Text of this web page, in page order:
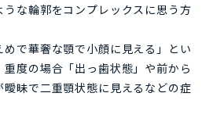
な輪郭をコンプレックスに思う方
で華奢な顎で小顔に見える」とい
度の場合「出っ歯状態」や前から
曖昧で二重顎状態に見えるなどの症